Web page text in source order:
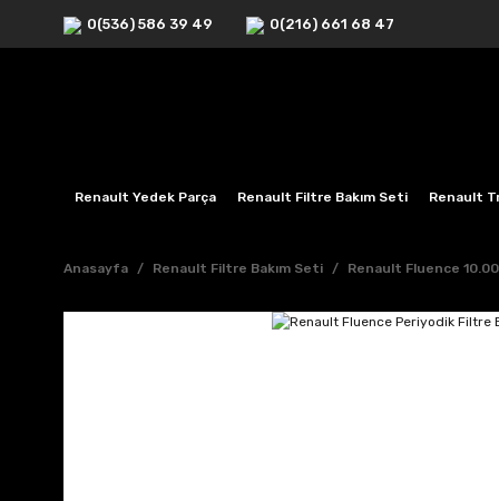
0(536) 586 39 49 0(216) 661 68 47
Renault Yedek Parça Renault Filtre Bakım Seti Renault
Anasayfa Renault Filtre Bakım Seti Renault Fluence